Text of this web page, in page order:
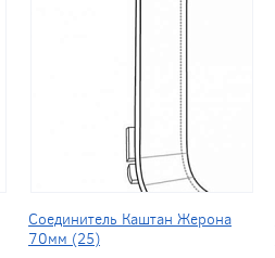
Соединитель Каштан Жерона
70мм (25)